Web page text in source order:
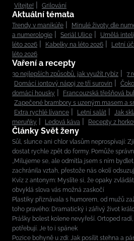
Vítejte!
Grilování
Aktuální témata
Trendy v manikúře Minulé životy dle
a numerologie
Seriál Ulice Umělá
léto 2026
Kabelky na léto 2026 Letní
léto 2026
Vaření a recepty
30 nejlepších způsobů, jak využít rybíz
7
Domácí iontový nápoj ze tří surovin
domácí housky
Francouzská třešňová
Zapečené brambory s uzeným masem a
Extra rychlé lívance
Letní salát
Jak
meruňky
Ledová káva Recepty z
Články Svět ženy
Sůl, slunce ani chlor vlasům neprospívají:
dostat rychle zpět do formy. Pomůže
„Milujeme se, ale odmítla jsem s ním
zachránila vztah, přestože nás okolí
Kvíz z antonym: Myslíte si, že opaky
obvyklá slova vás možná zaskočí
Plastiky přiznávala s humorem, od mužů
toho pravého: Dramatický i zářivý život
Prášky bolest kolene nevyřeší. Ortoped
potřebují. Je to i spánek
Pozice bohyně u zdi: Jak posílit stehna a